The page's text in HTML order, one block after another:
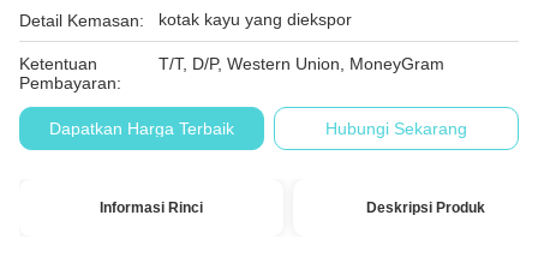
Detail Kemasan: kotak kayu yang diekspor
Ketentuan
Pembayaran:
T/T, D/P, Western Union, MoneyGram
Dapatkan Harga Terbaik Hubungi Sekarang
Informasi Rinci Deskripsi Produk